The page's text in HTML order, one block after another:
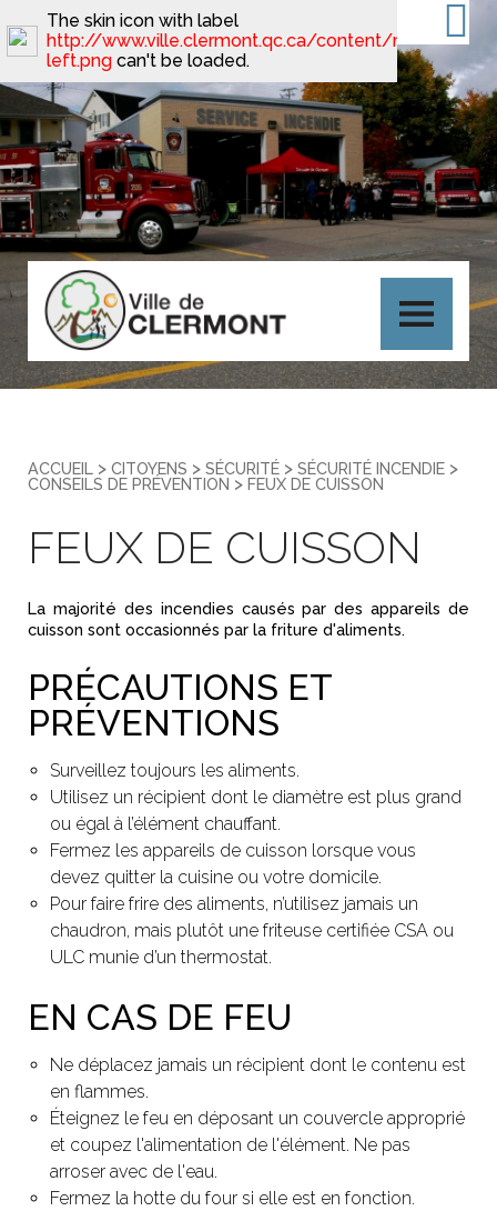
ACCUEIL > CITOYENS > SÉCURITÉ > SÉCURITÉ INCENDIE >
CONSEILS DE PRÉVENTION > FEUX DE CUISSON
FEUX DE CUISSON
La majorité des incendies causés par des appareils de
cuisson sont occasionnés par la friture d'aliments.
PRÉCAUTIONS ET
PRÉVENTIONS
Surveillez toujours les aliments.
Utilisez un récipient dont le diamètre est plus grand
ou égal à l’élément chauffant.
Fermez les appareils de cuisson lorsque vous
devez quitter la cuisine ou votre domicile.
Pour faire frire des aliments, n’utilisez jamais un
chaudron, mais plutôt une friteuse certifiée CSA ou
ULC munie d’un thermostat.
EN CAS DE FEU
Ne déplacez jamais un récipient dont le contenu est
en flammes.
Éteignez le feu en déposant un couvercle approprié
et coupez l'alimentation de l'élément. Ne pas
arroser avec de l'eau.
Fermez la hotte du four si elle est en fonction.
The skin icon with label
http://www.ville.clermont.qc.ca/content/
left.png can't be loaded.